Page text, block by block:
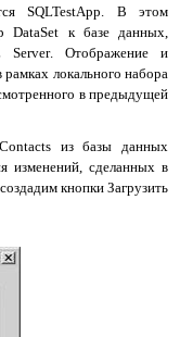
SQLTestApp. В этом
DataSet к базе данных,
Server. Отображение и
рамках локального набора
в предыдущей
Contacts из базы данных
изменений, сделанных в
кнопки Загрузить